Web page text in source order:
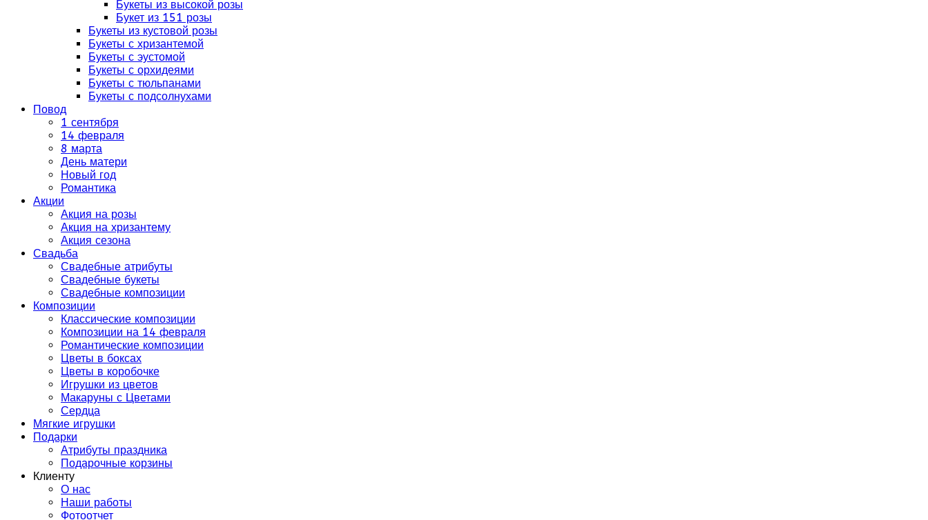
Букеты из высокой розы
Букет из 151 розы
Букеты из кустовой розы
Букеты с хризантемой
Букеты с эустомой
Букеты с орхидеями
Букеты с тюльпанами
Букеты с подсолнухами
Повод
1 сентября
14 февраля
8 марта
День матери
Новый год
Романтика
Акции
Акция на розы
Акция на хризантему
Акция сезона
Свадьба
Свадебные атрибуты
Свадебные букеты
Свадебные композиции
Композиции
Классические композиции
Композиции на 14 февраля
Романтические композиции
Цветы в боксах
Цветы в коробочке
Игрушки из цветов
Макаруны с Цветами
Сердца
Мягкие игрушки
Подарки
Атрибуты праздника
Подарочные корзины
Клиенту
О нас
Наши работы
Фотоотчет